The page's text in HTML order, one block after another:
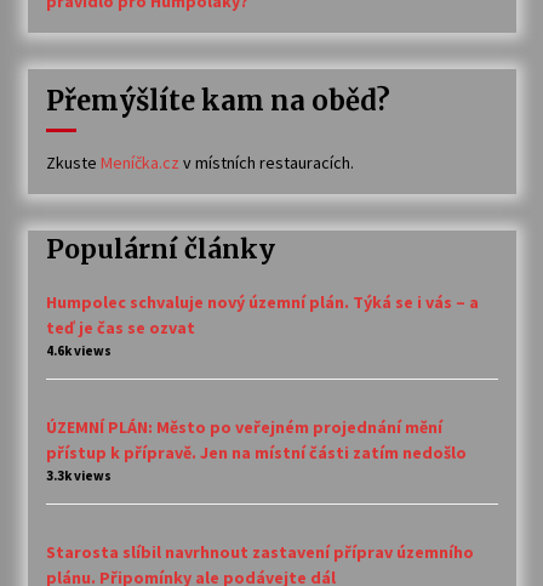
Přemýšlíte kam na oběd?
Zkuste Meníčka.cz v místních restauracích.
Populární články
Humpolec schvaluje nový územní plán. Týká se i vás – a
teď je čas se ozvat
4.6k views
ÚZEMNÍ PLÁN: Město po veřejném projednání mění
přístup k přípravě. Jen na místní části zatím nedošlo
3.3k views
Starosta slíbil navrhnout zastavení příprav územního
plánu. Připomínky ale podávejte dál